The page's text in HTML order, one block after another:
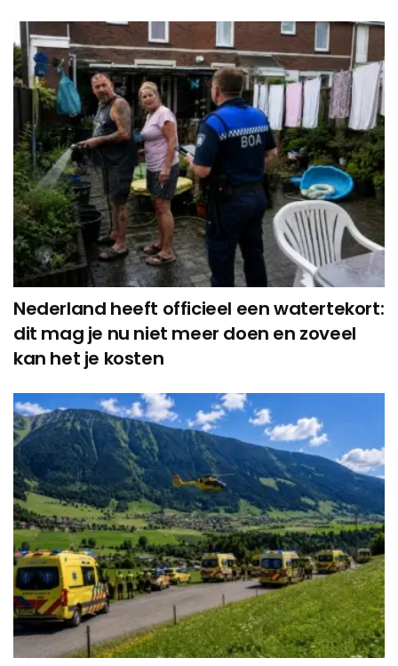
Nederland heeft officieel een watertekort:
dit mag je nu niet meer doen en zoveel
kan het je kosten